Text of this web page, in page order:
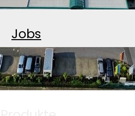
Jobs
News
Kontakt